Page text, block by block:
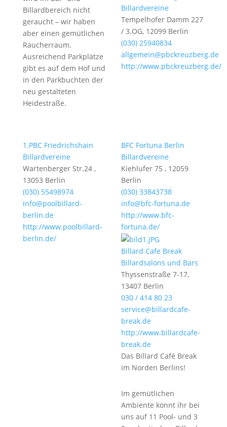
Billardbereich nicht
geraucht – wir haben
aber einen gemütlichen
Raucherraum.
Ausreichend Parkplätze
gibt es auf dem Hof und
in den Parkbuchten der
neu gestalteten
Heidestraße.
Billardvereine
Tempelhofer Damm 227
/ 3.OG, 12099 Berlin
(030) 25940834
allgemein@pbckreuzberg.de
http://www.pbckreuzberg.de/
1.PBC Friedrichshain
Billardvereine
Wartenberger Str.24 ,
13053 Berlin
(030) 55498974
info@poolbillard-
berlin.de
http://www.poolbillard-
berlin.de/
BFC Fortuna Berlin
Billardvereine
Kiehlufer 75 , 12059
Berlin
(030) 33843738
info@bfc-fortuna.de
http://www.bfc-
fortuna.de/
Billard Cafe Break
Billardsalons und Bars
Thyssenstraße 7-17,
13407 Berlin
030 / 414 80 23
service@billardcafe-
break.de
http://www.billardcafe-
break.de
Das Billard Café Break
im Norden Berlins!
Im gemütlichen
Ambiente könnt ihr bei
uns auf 11 Pool- und 3